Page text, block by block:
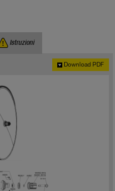
Istruzioni
Download PDF